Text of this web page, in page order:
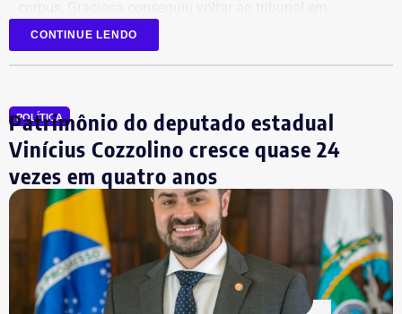
setembro de 2025.
Mas, agora, que o ministro do Supremo afirmou que o
habeas corpus não vale mais, pode ser afastado do cargo
a qualquer momento. De novo.
Na prática, a manifestação do
ministro extingue o processo
CONTINUE LENDO
POLÍTICA
Patrimônio do deputado estadual
Vinícius Cozzolino cresce quase 24
vezes em quatro anos